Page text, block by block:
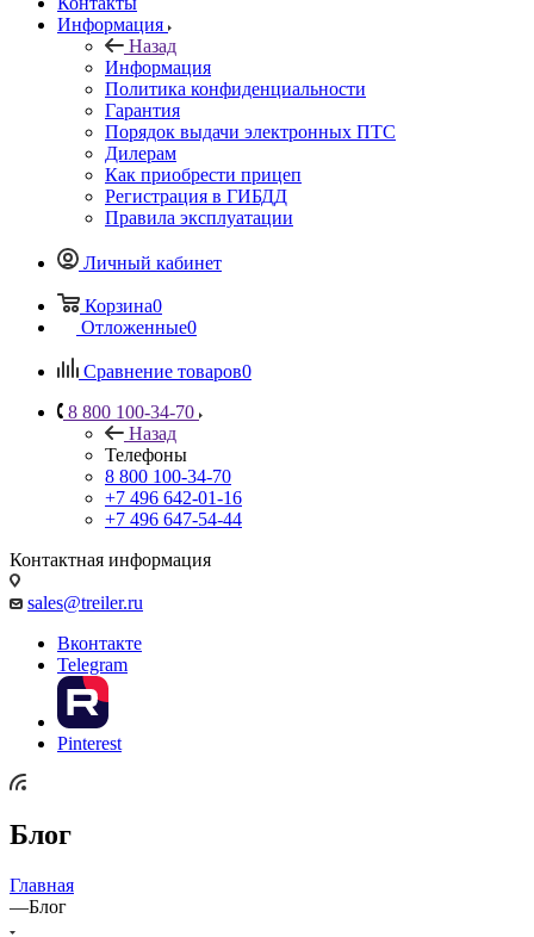
Информация
Назад
Информация
Политика конфиденциальности
Гарантия
Порядок выдачи электронных ПТС
Дилерам
Как приобрести прицеп
Регистрация в ГИБДД
Правила эксплуатации
Личный кабинет
Корзина0
Отложенные0
Сравнение товаров0
8 800 100-34-70
Назад
Телефоны
8 800 100-34-70
+7 496 642-01-16
+7 496 647-54-44
Контактная информация
sales@treiler.ru
Вконтакте
Telegram
Pinterest
Блог
Главная
—Блог